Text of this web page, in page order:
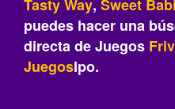
Tasty Way, Sweet
puedes hacer una
directa de Juegos Friv
JuegosIpo.